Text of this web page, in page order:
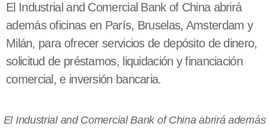
El Industrial and Comercial Bank of China abrirá
además oficinas en París, Bruselas, Amsterdam y
Milán, para ofrecer servicios de depósito de dinero,
solicitud de préstamos, liquidación y financiación
comercial, e inversión bancaria.
El Industrial and Comercial Bank of China abrirá además